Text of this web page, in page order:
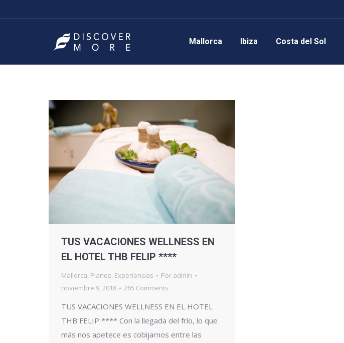
Mallorca Ibiza Costa del Sol
TUS VACACIONES WELLNESS EN
EL HOTEL THB FELIP ****
Mallorca, Planes, Experiencias Por admin
noviembre 9, 2018
265 Comments
TUS VACACIONES WELLNESS EN EL HOTEL
THB FELIP **** Con la llegada del frío, lo que
más nos apetece es cobijarnos entre las